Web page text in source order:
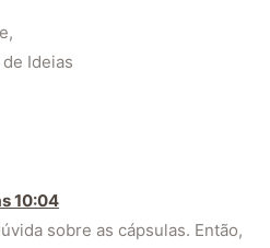
Ideias
10:04
sobre as cápsulas. Então,